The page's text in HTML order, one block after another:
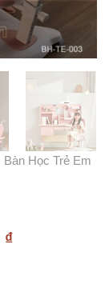
Bàn Học Trẻ Em
₫